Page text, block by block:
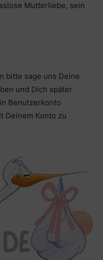
Mutterliebe, sein
bitte sage uns Deine
und Dich später
Benutzerkonto
Deinem Konto zu